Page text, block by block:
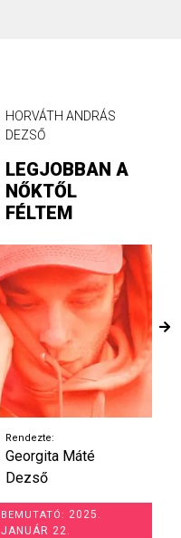
HORVÁTH ANDRÁS
DEZSŐ
LEGJOBBAN A
NŐKTŐL
FÉLTEM
Rendezte:
Georgita Máté
Dezső
BEMUTATÓ: 2025.
JANUÁR 22.